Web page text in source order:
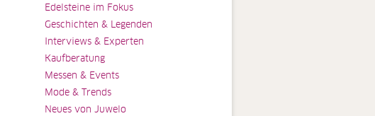
Edelsteine im Fokus
Geschichten & Legenden
Interviews & Experten
Kaufberatung
Messen & Events
Mode & Trends
Neues von Juwelo